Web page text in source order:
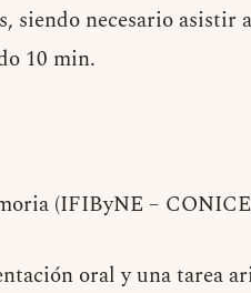
siendo necesario asistir
10 min.
(IFIByNE –
oral y una tarea